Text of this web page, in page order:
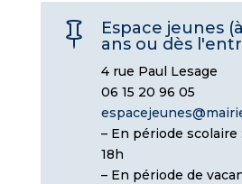

Espace jeunes
ans ou dès
4 rue Paul Lesage
06 15 20 96 05
– En période
18h
– En période de